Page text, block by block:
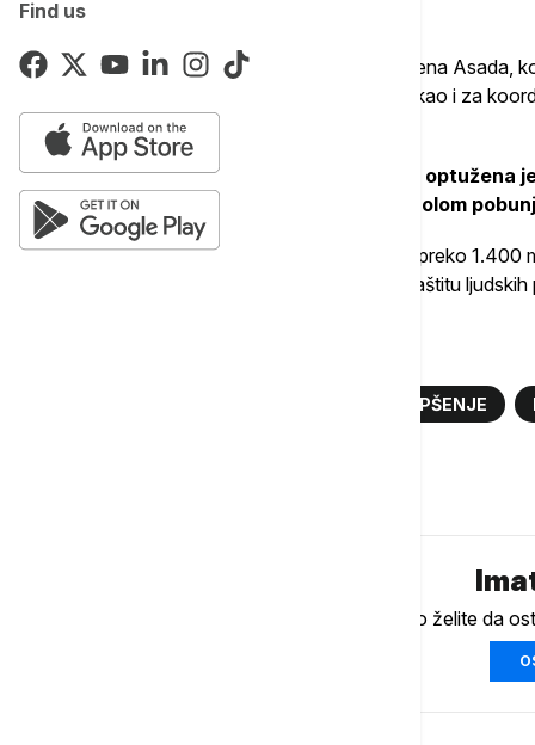
Find ussaopštenju, prenela je agencija Sana.
Dajub, poslednji u nizu zvaničnika iz vremena Asada,
ubistva koja su vršile snage bezbednosti, kao i za
saveznikom Hezbolahom.
U avgustu 2013. godine sirijska vojska optužena
područjima koja su tada bila pod kontrolom
Prilikom napada u Istočnoj Guti ubijeno je preko
američkih obaveštajnih službi i grupa za zaštitu ljudskih
HAPŠENJE
Ukoliko želite da